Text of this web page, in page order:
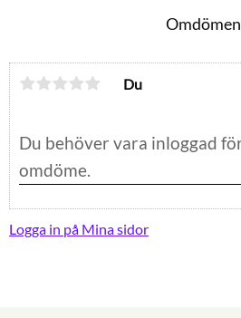
Omdömen
Du
Logga in på Mina sidor